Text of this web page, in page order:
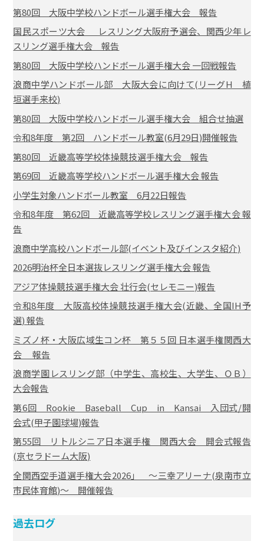
第80回 大阪中学校ハンドボール選手権大会 報告
国民スポーツ大会 レスリング大阪府予選会、関西少年レ
スリング選手権大会 報告
第80回 大阪中学校ハンドボール選手権大会 一回戦報告
浪商中学ハンドボール部 大阪大会に向けて(リーグH 植
垣選手来校)
第80回 大阪中学校ハンドボール選手権大会 組合せ抽選
令和8年度 第2回 ハンドボール教室(6月29日)開催報告
第80回 近畿高等学校体操競技選手権大会 報告
第69回 近畿高等学校ハンドボール選手権大会 報告
小学生対象ハンドボール教室 6月22日報告
令和8年度 第62回 近畿高等学校レスリング選手権大会 報
告
浪商中学高校ハンドボール部(イベント及びインスタ紹介)
2026明治杯全日本選抜レスリング選手権大会 報告
アジア体操競技選手権大会 壮行会(セレモニー)報告
令和8年度 大阪高校体操競技選手権大会(近畿、全国IH予
選) 報告
ミズノ杯・大阪広域生コン杯 第５５回 日本選手権関西大
会 報告
浪商学園レスリング部（中学生、高校生、大学生、ＯＢ）
大会報告
第6回 Rookie Baseball Cup in Kansai 入団式/開
会式(甲子園球場)報告
第55回 リトルシニア日本選手権 関西大会 開会式報告
(京セラドーム大阪)
全関西空手道選手権大会2026」 ～三幸アリーナ(泉南市立
市民体育館)～ 開催報告
過去ログ